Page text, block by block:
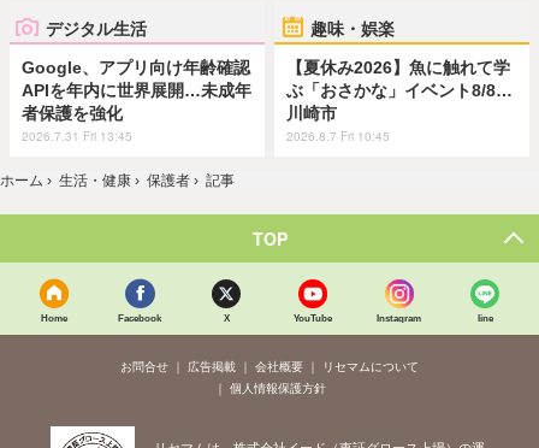
デジタル生活
Google、アプリ向け年齢確認
APIを年内に世界展開…未成年
者保護を強化
2026.7.31 Fri 13:45
趣味・娯楽
【夏休み2026】魚に触れて学
ぶ「おさかな」イベント8/8…
川崎市
2026.8.7 Fri 10:45
ホーム › 生活・健康 › 保護者 › 記事
TOP
Home Facebook X YouTube Instagram line
お問合せ 広告掲載 会社概要
リセマムについて
個人情報保護方針